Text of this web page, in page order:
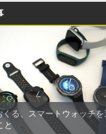
くる、スマートウォッチ
と